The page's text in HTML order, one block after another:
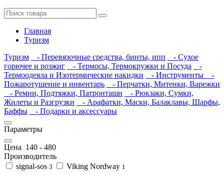
Главная
Туризм
Туризм
- Перевязочные средства, бинты, ипп
- Сухое
горючее и розжиг
- Термосы, Термокружки и Посуда
-
Термоодеяла и Изотермические накидки
- Инструменты
-
Пожаротушение и инвентарь
- Перчатки, Митенки, Варежки
- Ремни, Подтяжки, Патронташи
- Рюкзаки, Сумки,
Жилеты и Разгрузки
- Арафатки, Маски, Балаклавы, Шарфы,
Баффы
- Подарки и аксессуары
Параметры
Цена 140 - 480
Производитель
signal-sos 3 Viking Nordway 1